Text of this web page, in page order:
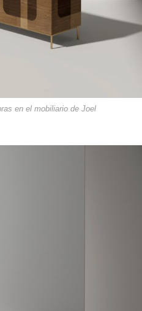
en el mobiliario de Joel